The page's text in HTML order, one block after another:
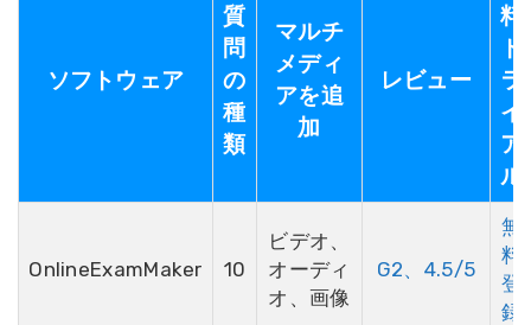
ソフトウェア
質
問
の
種
類
マルチ
メディ
アを追
加
レビュー
料
ト
ラ
イ
ア
ル
OnlineExamMaker 10
ビデオ、
オーディ
オ、画像
G2、4.5/5
無
料
登
録